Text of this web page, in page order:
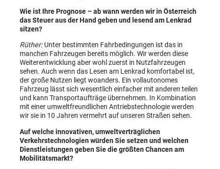
Wie ist Ihre Prognose – ab wann werden wir in Österreich
das Steuer aus der Hand geben und lesend am Lenkrad
sitzen?
Rüther: Unter bestimmten Fahrbedingungen ist das in
manchen Fahrzeugen bereits möglich. Wir werden diese
Weiterentwicklung aber wohl zuerst in Nutzfahrzeugen
sehen. Auch wenn das Lesen am Lenkrad komfortabel ist,
der große Nutzen liegt woanders. Ein vollautonomes
Fahrzeug lässt sich wesentlich einfacher mit anderen teilen
und kann Transportaufträge übernehmen. In Kombination
mit einer umweltfreundlichen Antriebstechnologie werden
wir sie in 10 Jahren vermehrt auf unseren Straßen sehen.
Auf welche innovativen, umweltverträglichen
Verkehrstechnologien würden Sie setzen und welchen
Dienstleistungen geben Sie die größten Chancen am
Mobilitätsmarkt?